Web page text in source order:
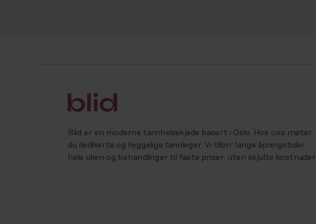
Blid er en moderne tannhelsekjede basert i Oslo. Hos oss møter
du dedikerte og hyggelige tannleger. Vi tilbyr lange åpningstider
hele uken og behandlinger til faste priser, uten skjulte kostnader.